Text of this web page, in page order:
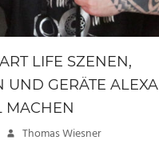
LIFE SZENEN,
UND GERÄTE ALEXA
MACHEN
Thomas Wiesner